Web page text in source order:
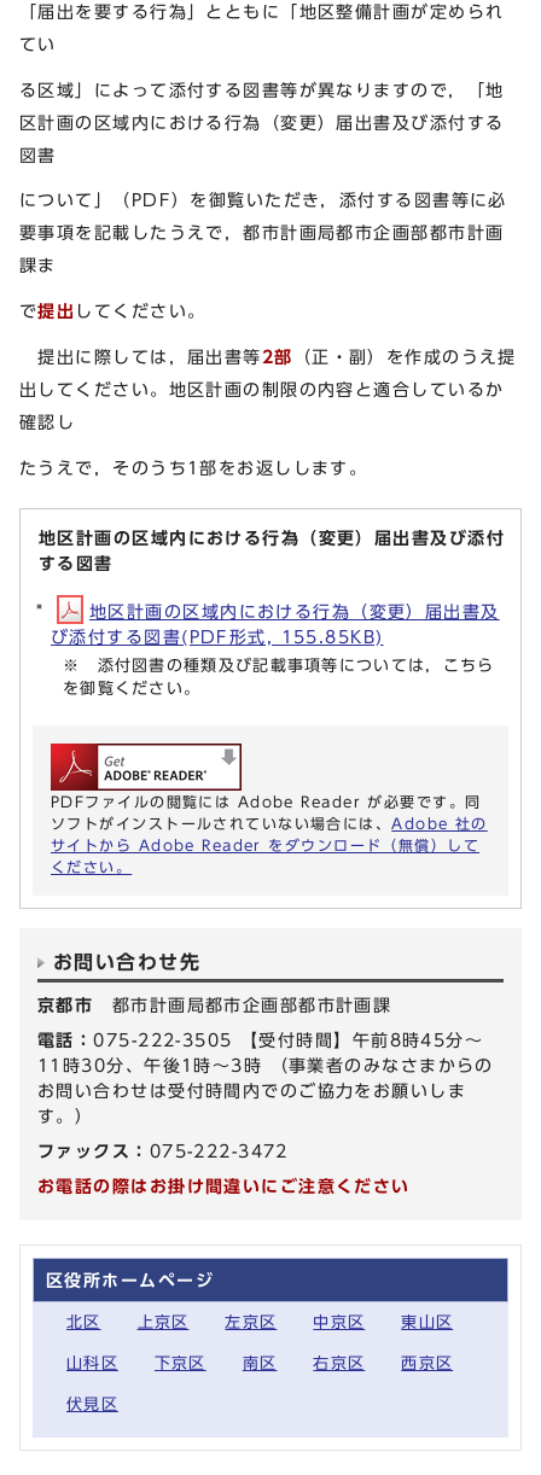
「届出を要する行為」とともに「地区整備計画が定められ
てい
る区域」によって添付する図書等が異なりますので，「地
区計画の区域内における行為（変更）届出書及び添付する
図書
について」（PDF）を御覧いただき，添付する図書等に必
要事項を記載したうえで，都市計画局都市企画部都市計画
課ま
で提出 してください。
提出に際しては，届出書等 2部
（正・副）を作成のうえ提
出してください。地区計画の制限の内容と適合しているか
確認し
たうえで，そのうち1部をお返しします。
地区計画の区域内における行為（変更）届出書及び添付
する図書
地区計画の区域内における行為（変更）届出書及
び添付する図書(PDF形式, 155.85KB)
※ 添付図書の種類及び記載事項等については，こちら
を御覧ください。
PDFファイルの閲覧には Adobe Reader が必要です。同
ソフトがインストールされていない場合には、 Adobe 社の
サイトから Adobe Reader をダウンロード（無償）して
ください。
お問い合わせ先
京都市 都市計画局都市企画部都市計画課
電話：075-222-3505 【受付時間】午前8時45分～
11時30分、午後1時～3時 （事業者のみなさまからの
お問い合わせは受付時間内でのご協力をお願いしま
す。）
ファックス： 075-222-3472
お電話の際はお掛け間違いにご注意ください
区役所ホームページ
北区 上京区 左京区 中京区 東山区
山科区 下京区 南区 右京区 西京区
伏見区